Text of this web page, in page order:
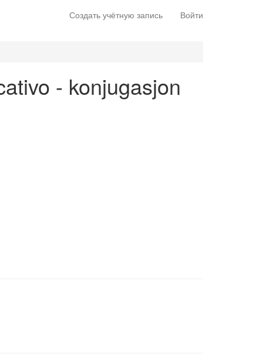
Создать учётную запись Войти
- konjugasjon